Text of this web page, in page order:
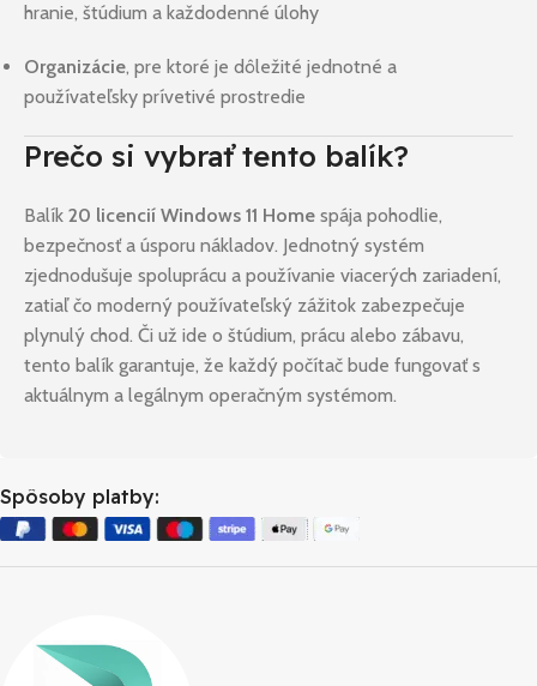
hranie, štúdium a každodenné úlohy
Organizácie, pre ktoré je dôležité jednotné a
používateľsky prívetivé prostredie
Prečo si vybrať tento balík?
Balík 20 licencií Windows 11 Home spája pohodlie,
bezpečnosť a úsporu nákladov. Jednotný systém
zjednodušuje spoluprácu a používanie viacerých zariadení,
zatiaľ čo moderný používateľský zážitok zabezpečuje
plynulý chod. Či už ide o štúdium, prácu alebo zábavu,
tento balík garantuje, že každý počítač bude fungovať s
aktuálnym a legálnym operačným systémom.
Spôsoby platby: